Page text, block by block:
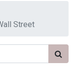
Street